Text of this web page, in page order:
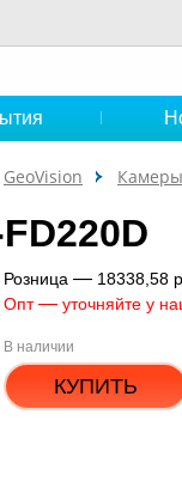
GeoVision
Розница — 18338,58 р.
Опт— уточняйте у
В наличии
КУПИТЬ